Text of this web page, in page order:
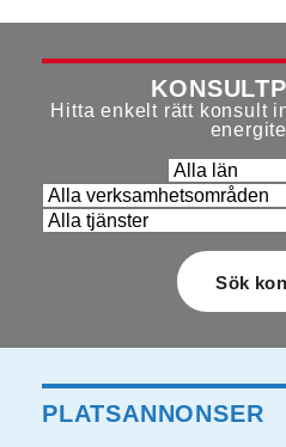
Hitta enkelt rätt konsult
PLATSANNONSER